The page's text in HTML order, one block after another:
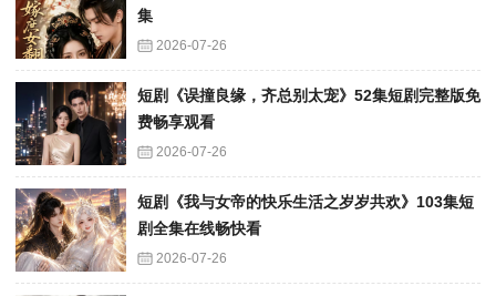
集
2026-07-26
短剧《误撞良缘，齐总别太宠》52集短剧完整版免
费畅享观看
2026-07-26
短剧《我与女帝的快乐生活之岁岁共欢》103集短
剧全集在线畅快看
2026-07-26